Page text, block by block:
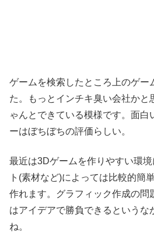
ゲームを検索したところ上のゲー
た。もっとインチキ臭い会社かと
ゃんとできている模様です。面白
ーはぼちぼちの評価らしい。
最近は3Dゲームを作りやすい環
ト(素材など)によっては比較的簡
作れます。グラフィック作成の問
はアイデアで勝負できるというな
ね。